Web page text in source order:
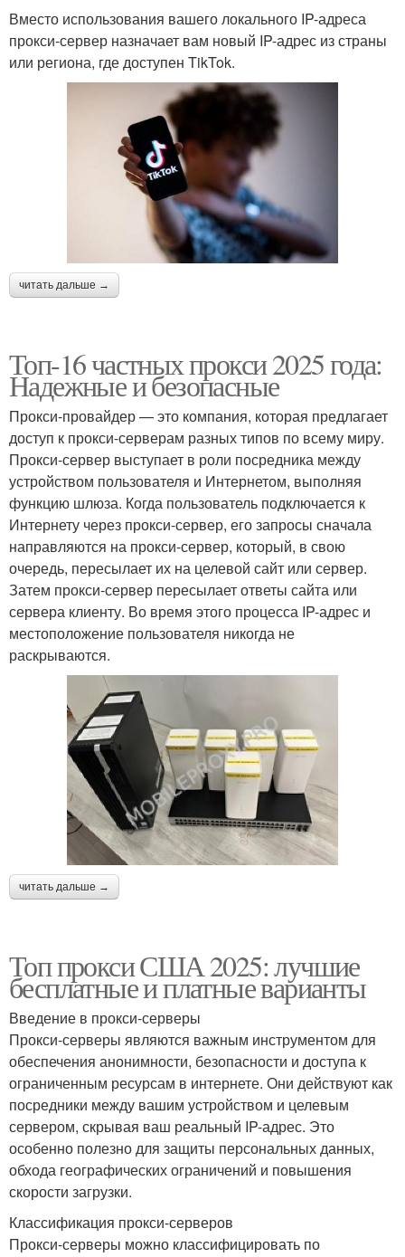
Вместо использования вашего локального IP-адреса
прокси-сервер назначает вам новый IP-адрес из страны
или региона, где доступен TikTok.
читать дальше →
Топ-16 частных прокси 2025 года:
Надежные и безопасные
Прокси-провайдер — это компания, которая предлагает
доступ к прокси-серверам разных типов по всему миру.
Прокси-сервер выступает в роли посредника между
устройством пользователя и Интернетом, выполняя
функцию шлюза. Когда пользователь подключается к
Интернету через прокси-сервер, его запросы сначала
направляются на прокси-сервер, который, в свою
очередь, пересылает их на целевой сайт или сервер.
Затем прокси-сервер пересылает ответы сайта или
сервера клиенту. Во время этого процесса IP-адрес и
местоположение пользователя никогда не
раскрываются.
читать дальше →
Топ прокси США 2025: лучшие
бесплатные и платные варианты
Введение в прокси-серверы
Прокси-серверы являются важным инструментом для
обеспечения анонимности, безопасности и доступа к
ограниченным ресурсам в интернете. Они действуют как
посредники между вашим устройством и целевым
сервером, скрывая ваш реальный IP-адрес. Это
особенно полезно для защиты персональных данных,
обхода географических ограничений и повышения
скорости загрузки.
Классификация прокси-серверов
Прокси-серверы можно классифицировать по